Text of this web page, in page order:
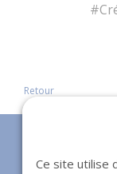
Retour
Ce site utilise